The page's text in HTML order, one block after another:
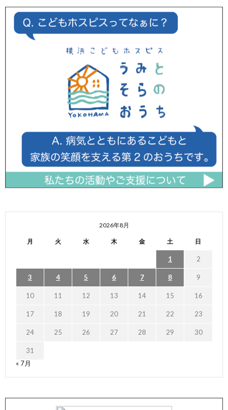
2026年8月
月 火 水 木 金 土 日
1 2
3 4 5 6 7 8 9
10 11 12 13 14 15 16
17 18 19 20 21 22 23
24 25 26 27 28 29 30
31
« 7月